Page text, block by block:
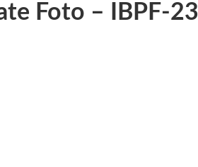
Foto – IBPF-23